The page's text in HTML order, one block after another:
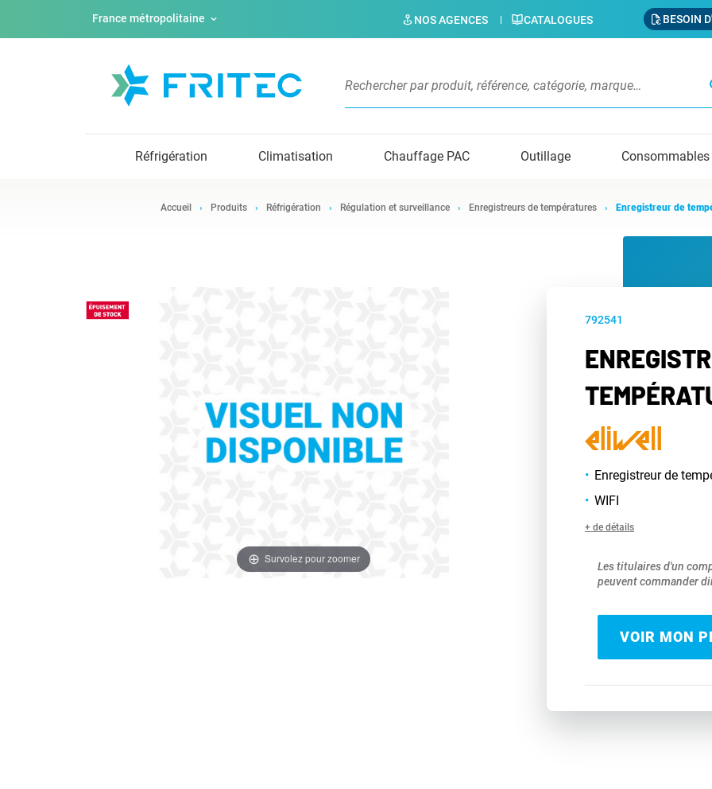
France métropolitaine NOS AGENCES CATALOGUES BESOIN
Réfrigération Climatisation Chauffage PAC Outillage Consommables
Accueil Produits Réfrigération Régulation et surveillance Enregistreurs de températures Enregistreur de
Survolez pour zoomer
792541
Enregistreur de
WIFI
+ de détails
Les titulaires d'un
peuvent commander
VOIR MON